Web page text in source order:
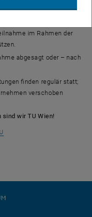
an der Groß-
im Rahmen der
abgesagt oder – nach
finden regulär statt;
verschoben
sind wir TU Wien!